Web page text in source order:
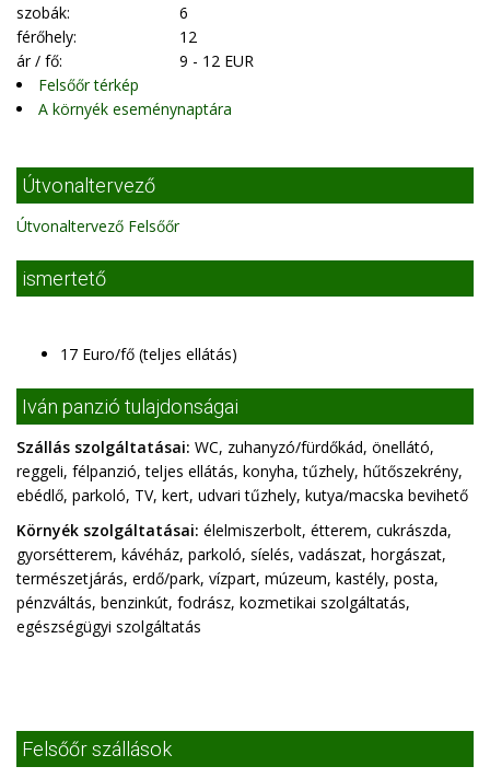
szobák:
6
férőhely:
12
ár / fő:
9 - 12 EUR
Felsőőr térkép
A környék eseménynaptára
Útvonaltervező
Útvonaltervező Felsőőr
ismertető
17 Euro/fő (teljes ellátás)
Iván panzió tulajdonságai
Szállás szolgáltatásai: WC, zuhanyzó/fürdőkád, önellátó,
reggeli, félpanzió, teljes ellátás, konyha, tűzhely, hűtőszekrény,
ebédlő, parkoló, TV, kert, udvari tűzhely, kutya/macska bevihető
Környék szolgáltatásai: élelmiszerbolt, étterem, cukrászda,
gyorsétterem, kávéház, parkoló, síelés, vadászat, horgászat,
természetjárás, erdő/park, vízpart, múzeum, kastély, posta,
pénzváltás, benzinkút, fodrász, kozmetikai szolgáltatás,
egészségügyi szolgáltatás
Felsőőr szállások